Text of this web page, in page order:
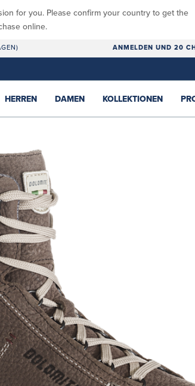
for you. Please confirm your country to get the
online.
ANMELDEN UND 20
HERREN DAMEN KOLLEKTIONEN